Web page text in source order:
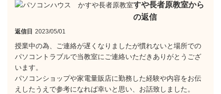
すや長者原教室から
の返信
返信日 2023/05/01
授業中の為、ご連絡が遅くなりましたが慣れないと場所での
パソコントラブルで当教室にご連絡いただきありがとうござ
います。
パソコンショップや家電量販店に勤務した経験や内容をお伝
えしたうえで参考になれば幸いと思い、お話致しました。